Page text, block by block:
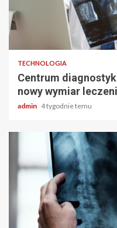
TECHNOLOGIA
Centrum
nowy wymiar
admin 4 tygodnie temu
2 min odczytu